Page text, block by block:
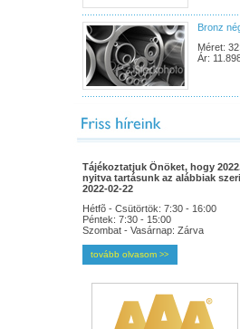
Bronz
Méret:
Ár:
Tájékoztatjuk Önöket, hogy
nyitva tartásunk az alábbiak
2022-02-22
Hétfõ - Csütörtök: 7:30 - 16:00
Péntek: 7:30 - 15:00
Szombat - Vasárnap: Zárva
tovább olvasom >>